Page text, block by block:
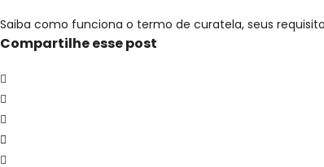
Saiba como funciona o termo de curatela, seus
Compartilhe esse post